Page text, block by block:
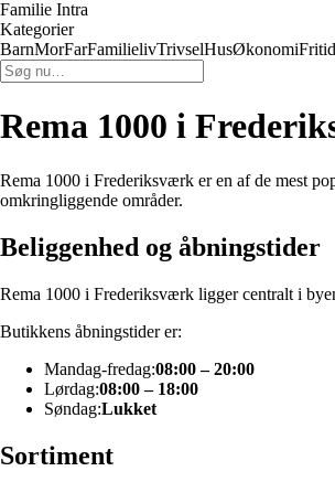
Familie Intra
Kategorier
BarnMorFarFamilielivTrivselHusØkonomiFritid
Rema 1000 i
Rema 1000 i Frederiksværk er en af de mest
omkringliggende områder.
Beliggenhed og åbningstider
Rema 1000 i Frederiksværk ligger centralt i
Butikkens åbningstider er:
Mandag-fredag:08:00 – 20:00
Lørdag:08:00 – 18:00
Søndag:Lukket
Sortiment